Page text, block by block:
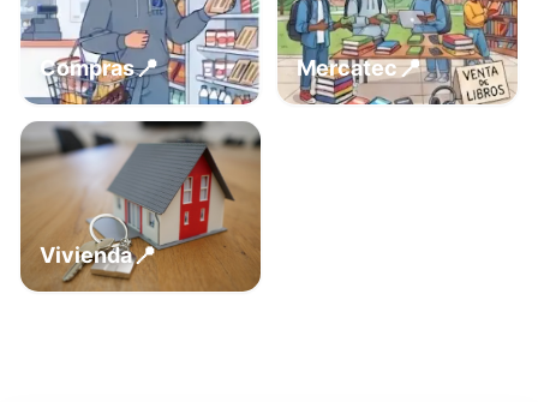
Compras📍 Mercatec📍
Vivienda📍